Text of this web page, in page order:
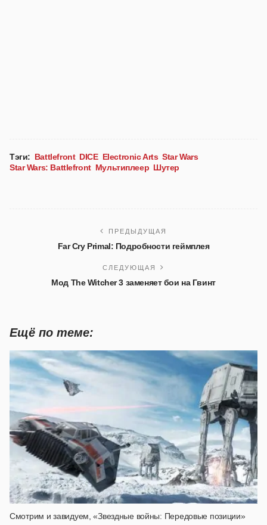
Тэги: Battlefront DICE Electronic Arts Star Wars
Star Wars: Battlefront Мультиплеер Шутер
ПРЕДЫДУЩАЯ
Far Cry Primal: Подробности геймплея
СЛЕДУЮЩАЯ
Мод The Witcher 3 заменяет бои на Гвинт
Ещё по теме:
Смотрим и завидуем, «Звездные войны: Передовые позиции»